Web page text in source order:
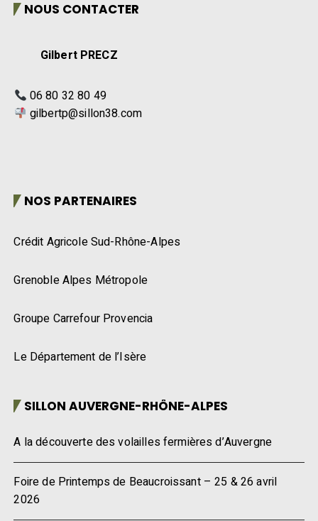
NOUS CONTACTER
Gilbert PRECZ
06 80 32 80 49
gilbertp@sillon38.com
NOS PARTENAIRES
Crédit Agricole Sud-Rhône-Alpes
Grenoble Alpes Métropole
Groupe Carrefour Provencia
Le Département de l’Isère
SILLON AUVERGNE-RHÔNE-ALPES
A la découverte des volailles fermières d’Auvergne
Foire de Printemps de Beaucroissant – 25 & 26 avril
2026